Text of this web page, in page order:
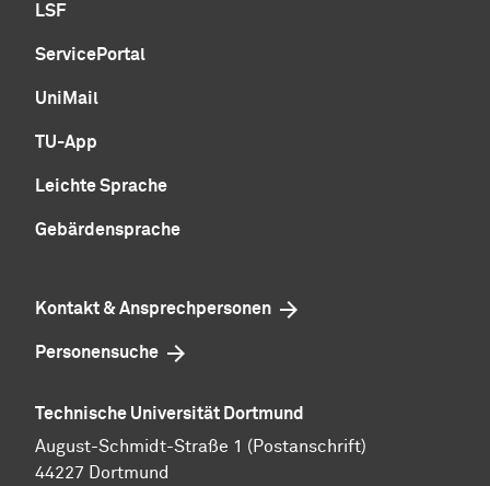
LSF
ServicePortal
UniMail
TU-App
Leichte Sprache
Gebärdensprache
Kontakt & Ansprechpersonen
Personensuche
Technische Universität Dortmund
August-Schmidt-Straße 1 (Postanschrift)
44227 Dortmund